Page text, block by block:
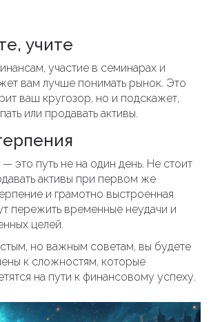
учите
участие в семинарах и
вам лучше понимать рынок. Это
ваш кругозор, но и подскажет,
или продавать активы.
это путь не на один день. Не стоит
активы при первом же
и грамотно выстроенная
пережить временные неудачи и
целей.
но важным советам, вы будете
к сложностям, которые
на пути к финансовому успеху.